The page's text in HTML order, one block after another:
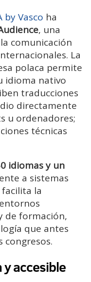
by Vasco ha
, una
comunicación
La
polaca permite
idioma nativo
traducciones
directamente
u ordenadores;
técnicas
idiomas y un
a sistemas
la
de formación,
que antes
congresos.
accesible